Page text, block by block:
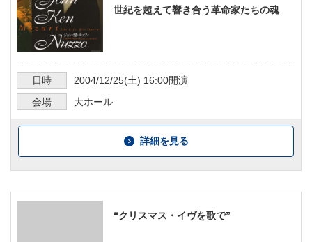
世紀を超えて響き合う革命家たちの魂
日時 2004/12/25(土) 16:00開演
会場
大ホール
詳細を見る
“クリスマス・イヴを歌で”